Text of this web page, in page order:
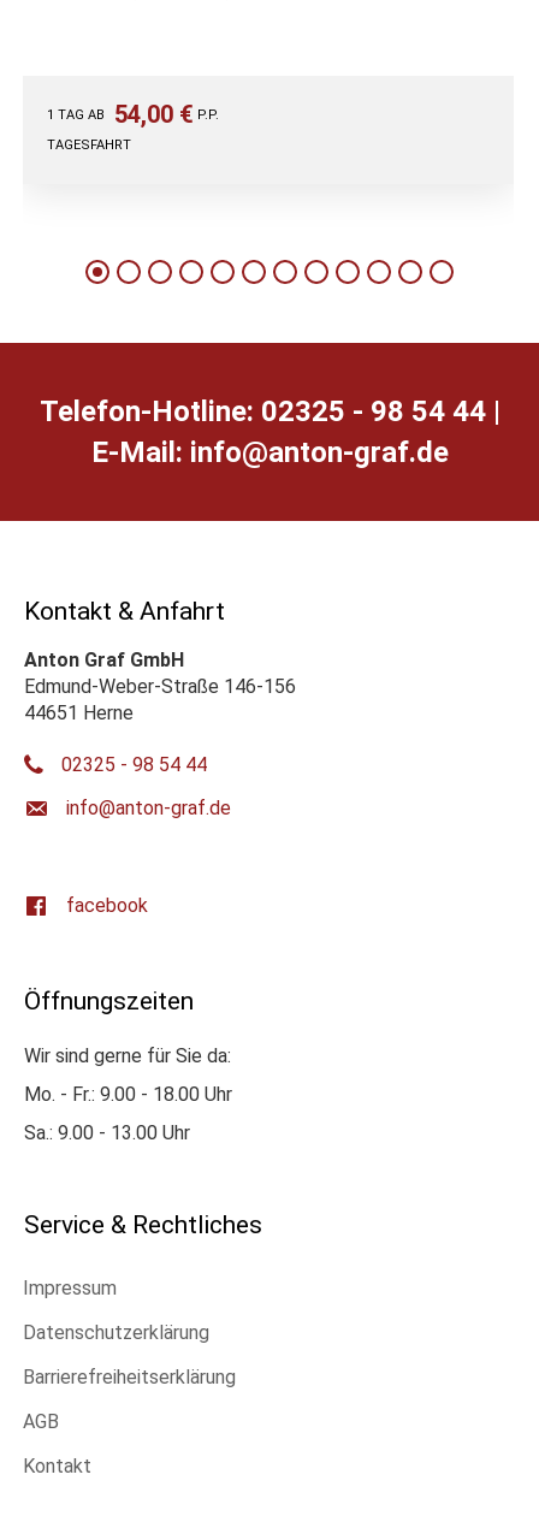
1 TAG AB 54,00 € P.P.
TAGESFAHRT
Telefon-Hotline: 02325 - 98 54 44 |
E-Mail: ed.farg-notna@ofni
Kontakt & Anfahrt
Anton Graf GmbH
Edmund-Weber-Straße 146-156
44651 Herne
02325 - 98 54 44
ed.farg-notna@ofni
facebook
Öffnungszeiten
Wir sind gerne für Sie da:
Mo. - Fr.: 9.00 - 18.00 Uhr
Sa.: 9.00 - 13.00 Uhr
Service & Rechtliches
Impressum
Datenschutzerklärung
Barrierefreiheitserklärung
AGB
Kontakt